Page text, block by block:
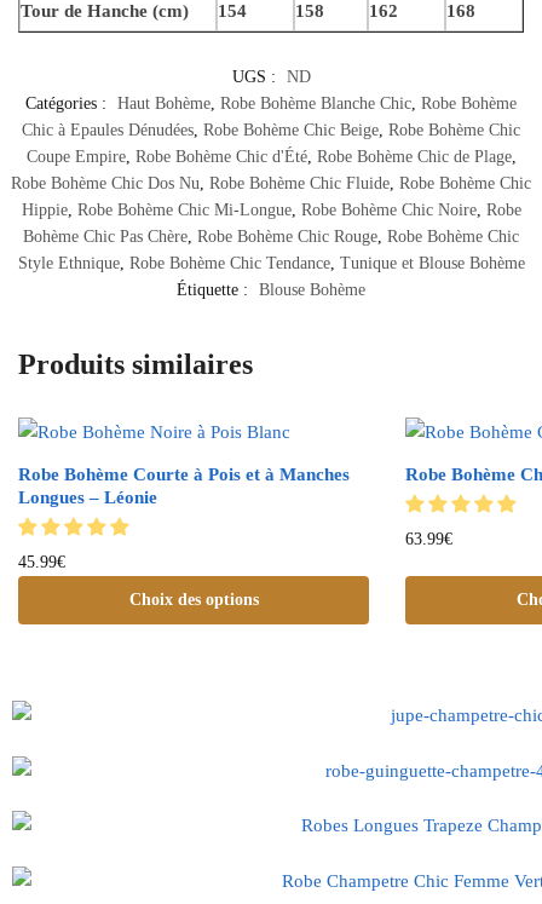
Tour de Hanche (cm) 154 158 162 168
UGS :
ND
Catégories :
Haut Bohème, Robe Bohème Blanche Chic, Robe Bohème
Chic à Epaules Dénudées, Robe Bohème Chic Beige, Robe Bohème Chic
Coupe Empire, Robe Bohème Chic d'Été, Robe Bohème Chic de Plage,
Robe Bohème Chic Dos Nu, Robe Bohème Chic Fluide, Robe Bohème Chic
Hippie, Robe Bohème Chic Mi-Longue, Robe Bohème Chic Noire, Robe
Bohème Chic Pas Chère, Robe Bohème Chic Rouge, Robe Bohème Chic
Style Ethnique, Robe Bohème Chic Tendance, Tunique et Blouse Bohème
Étiquette :
Blouse Bohème
Produits similaires
Robe Bohème Courte à Pois et à Manches
Longues – Léonie
45.99€
Choix des options
Robe Bohème
63.99€